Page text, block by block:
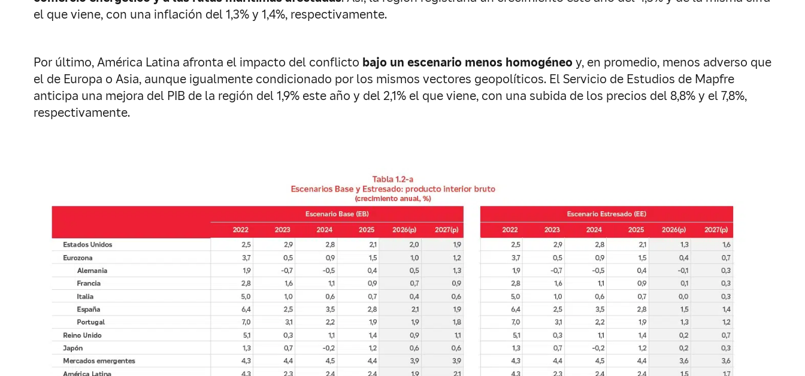
el que viene, con una inflación del 1,3% y 1,4%, respectivamente.
Por último, América Latina afronta el impacto del conflicto bajo un escenario menos homogéneoy, en promedio, menos adverso que
el de Europa o Asia, aunque igualmente condicionado por los mismos vectores geopolíticos. El Servicio de Estudios de Mapfre
anticipa una mejora del PIB de la región del 1,9% este año y del 2,1% el que viene, con una subida de los precios del 8,8% y el 7,8%,
respectivamente.